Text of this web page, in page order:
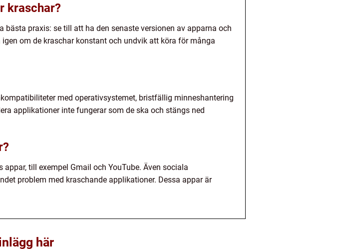
kraschar?
praxis: se till att ha den senaste versionen av apparna och
om de kraschar konstant och undvik att köra för många
med operativsystemet, bristfällig minneshantering
applikationer inte fungerar som de ska och stängs ned
till exempel Gmail och YouTube. Även sociala
problem med kraschande applikationer. Dessa appar är
här